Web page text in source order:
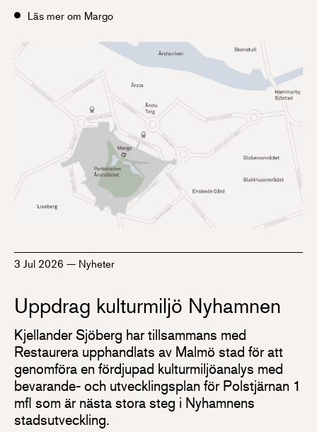
Läs mer om Margo
3 Jul 2026 — Nyheter
Uppdrag kulturmiljö Nyhamnen
Kjellander Sjöberg har tillsammans med
Restaurera upphandlats av Malmö stad för att
genomföra en fördjupad kulturmiljöanalys med
bevarande- och utvecklingsplan för Polstjärnan 1
mfl som är nästa stora steg i Nyhamnens
stadsutveckling.